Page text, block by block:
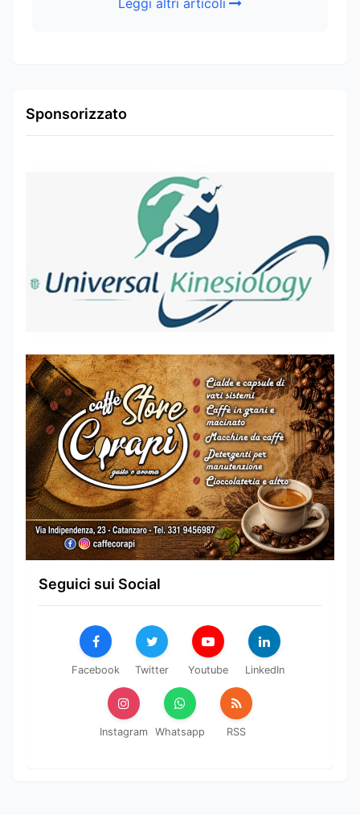
Sponsorizzato
Seguici sui Social
Facebook Twitter Youtube LinkedIn
Instagram Whatsapp RSS